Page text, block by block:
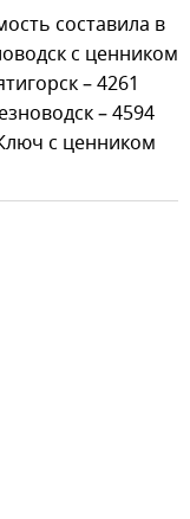
составила в
с ценником
– 4261
– 4594
с ценником